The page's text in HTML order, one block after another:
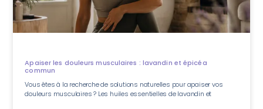
Apaiser les douleurs musculaires : lavandin et épicéa
commun
Vous êtes à la recherche de solutions naturelles pour apaiser vos
douleurs musculaires ? Les huiles essentielles de lavandin et